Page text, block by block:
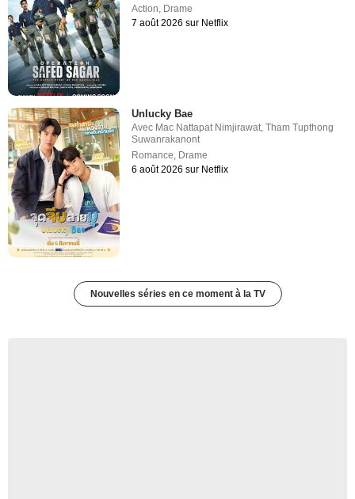
Action, Drame
7 août 2026 sur Netflix
Unlucky Bae
Avec Mac Nattapat Nimjirawat,Tham Tupthong
Suwanrakanont
Romance, Drame
6 août 2026 sur Netflix
Nouvelles séries en ce moment à la TV